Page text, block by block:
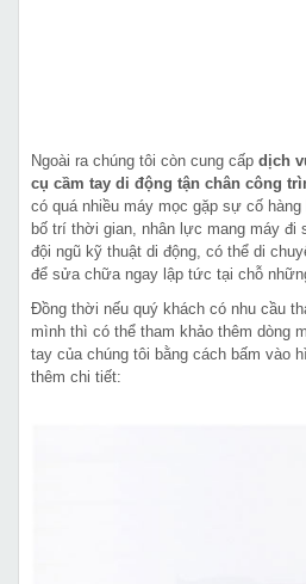
Ngoài ra chúng tôi còn cung cấp dịch
cụ cầm tay di động tận chân công
có quá nhiều máy mọc gặp sự cố
bố trí thời gian, nhân lực mang máy
đội ngũ kỹ thuật di động, có thể di
để sửa chữa ngay lập tức tại chỗ
Đồng thời nếu quý khách có nhu cầu
mình thì có thể tham khảo thêm dòng
tay của chúng tôi bằng cách bấm vào
thêm chi tiết: